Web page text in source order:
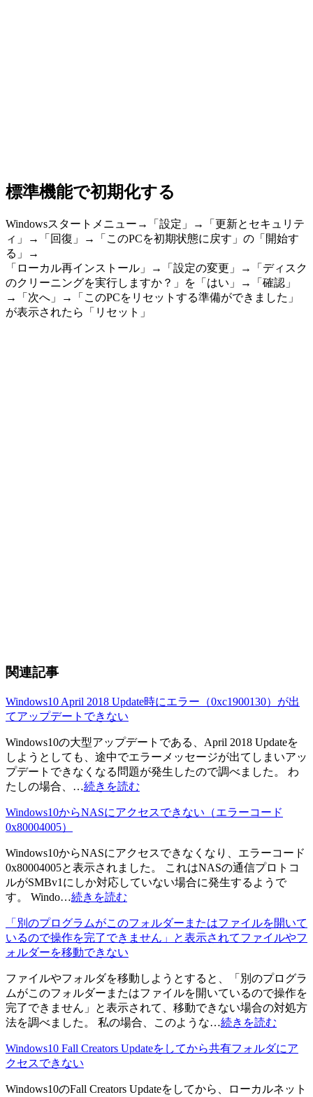
標準機能で初期化する
Windowsスタートメニュー→「設定」→「更新とセキュリテ
ィ」→「回復」→「このPCを初期状態に戻す」の「開始す
る」→
「ローカル再インストール」→「設定の変更」→「ディスク
のクリーニングを実行しますか？」を「はい」→「確認」
→「次へ」→「このPCをリセットする準備ができました」
が表示されたら「リセット」
関連記事
Windows10 April 2018 Update時にエラー（0xc1900130）が出
てアップデートできない
Windows10の大型アップデートである、April 2018 Updateを
しようとしても、途中でエラーメッセージが出てしまいアッ
プデートできなくなる問題が発生したので調べました。 わ
たしの場合、…続きを読む
Windows10からNASにアクセスできない（エラーコード
0x80004005）
Windows10からNASにアクセスできなくなり、エラーコード
0x80004005と表示されました。 これはNASの通信プロトコ
ルがSMBv1にしか対応していない場合に発生するようで
す。 Windo…続きを読む
「別のプログラムがこのフォルダーまたはファイルを開いて
いるので操作を完了できません」と表示されてファイルやフ
ォルダーを移動できない
ファイルやフォルダを移動しようとすると、「別のプログラ
ムがこのフォルダーまたはファイルを開いているので操作を
完了できません」と表示されて、移動できない場合の対処方
法を調べました。 私の場合、このような…続きを読む
Windows10 Fall Creators Updateをしてから共有フォルダにア
クセスできない
Windows10のFall Creators Updateをしてから、ローカルネット